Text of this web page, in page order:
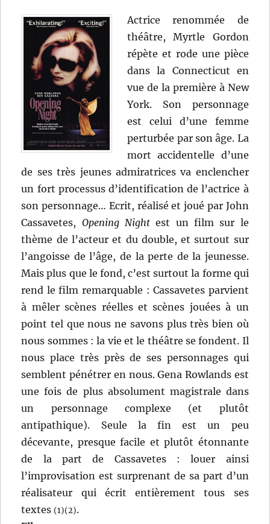
et
Roger
Vadim
Actrice renommée de
théâtre, Myrtle Gordon
répète et rode une pièce
dans la Connecticut en
vue de la première à New
York. Son personnage
est celui d’une femme
perturbée par son âge. La
mort accidentelle d’une
de ses très jeunes admiratrices va enclencher
un fort processus d’identification de l’actrice à
son personnage… Ecrit, réalisé et joué par John
Cassavetes, Opening Nightest un film sur le
thème de l’acteur et du double, et surtout sur
l’angoisse de l’âge, de la perte de la jeunesse.
Mais plus que le fond, c’est surtout la forme qui
rend le film remarquable : Cassavetes parvient
à mêler scènes réelles et scènes jouées à un
point tel que nous ne savons plus très bien où
nous sommes : la vie et le théâtre se fondent. Il
nous place très près de ses personnages qui
semblent pénétrer en nous. Gena Rowlands est
une fois de plus absolument magistrale dans
un personnage complexe (et plutôt
antipathique). Seule la fin est un peu
décevante, presque facile et plutôt étonnante
de la part de Cassavetes : louer ainsi
l’improvisation est surprenant de sa part d’un
réalisateur qui écrit entièrement tous ses
textes(1)(2).